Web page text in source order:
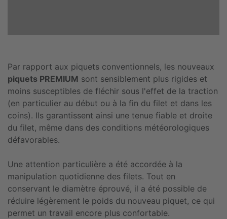
Par rapport aux piquets conventionnels, les nouveaux
piquets PREMIUM sont sensiblement plus rigides et
moins susceptibles de fléchir sous l'effet de la traction
(en particulier au début ou à la fin du filet et dans les
coins). Ils garantissent ainsi une tenue fiable et droite
du filet, même dans des conditions météorologiques
défavorables.
Une attention particulière a été accordée à la
manipulation quotidienne des filets. Tout en
conservant le diamètre éprouvé, il a été possible de
réduire légèrement le poids du nouveau piquet, ce qui
permet un travail encore plus confortable.